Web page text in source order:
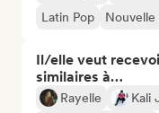
Latin Pop
Nouvelle
Il/elle veut
similaires à…
Rayelle Kali